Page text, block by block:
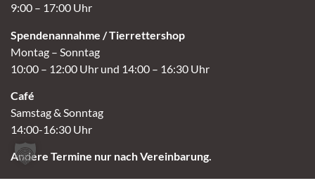
9:00 – 17:00 Uhr
Spendenannahme / Tierrettershop
Montag – Sonntag
10:00 – 12:00 Uhr und 14:00 – 16:30 Uhr
Café
Samstag & Sonntag
14:00-16:30 Uhr
Andere Termine nur nach Vereinbarung.
Links